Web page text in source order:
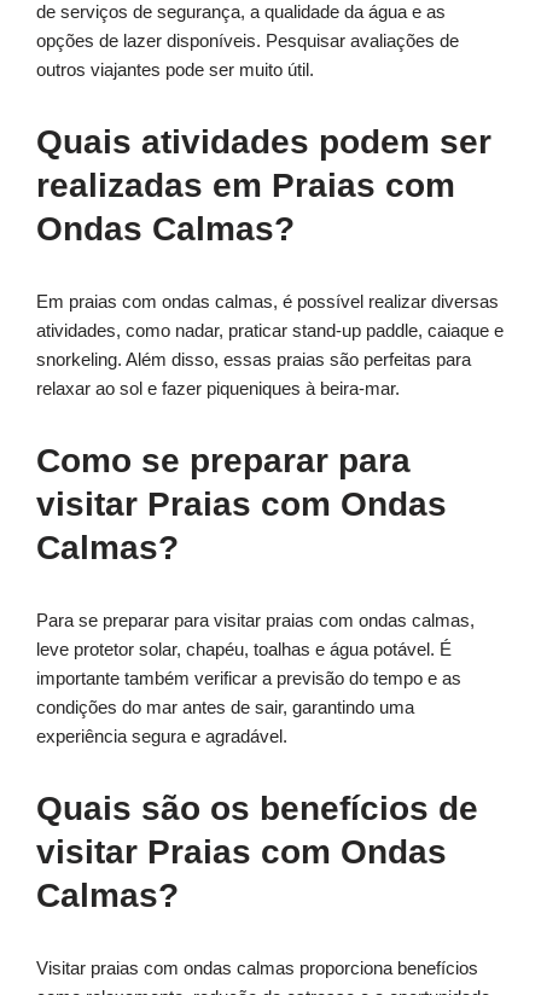
de serviços de segurança, a qualidade da água e as
opções de lazer disponíveis. Pesquisar avaliações de
outros viajantes pode ser muito útil.
Quais atividades podem ser
realizadas em Praias com
Ondas Calmas?
Em praias com ondas calmas, é possível realizar diversas
atividades, como nadar, praticar stand-up paddle, caiaque e
snorkeling. Além disso, essas praias são perfeitas para
relaxar ao sol e fazer piqueniques à beira-mar.
Como se preparar para
visitar Praias com Ondas
Calmas?
Para se preparar para visitar praias com ondas calmas,
leve protetor solar, chapéu, toalhas e água potável. É
importante também verificar a previsão do tempo e as
condições do mar antes de sair, garantindo uma
experiência segura e agradável.
Quais são os benefícios de
visitar Praias com Ondas
Calmas?
Visitar praias com ondas calmas proporciona benefícios